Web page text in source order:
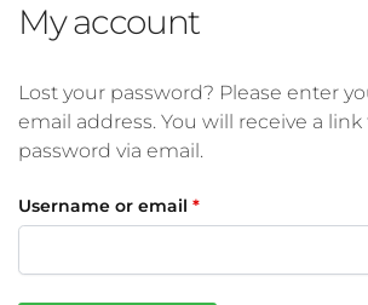
My account
Lost your password? Please enter
email address. You will receive a
password via email.
Username or email *